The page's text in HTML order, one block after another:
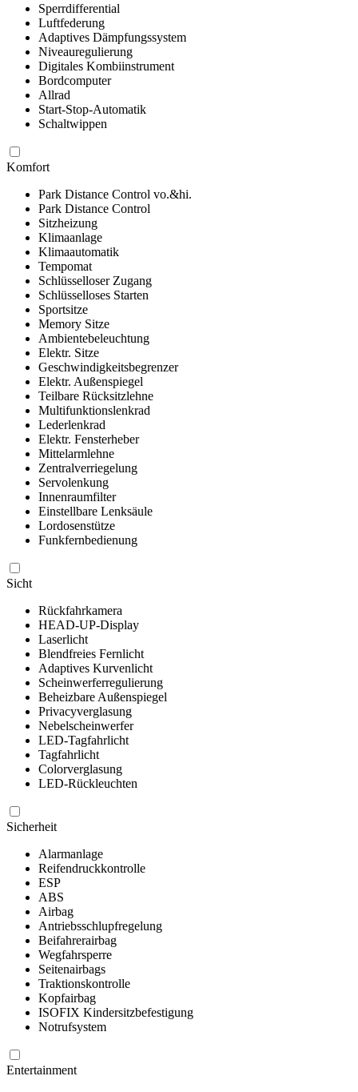
Sperrdifferential
Luftfederung
Adaptives Dämpfungssystem
Niveauregulierung
Digitales Kombiinstrument
Bordcomputer
Allrad
Start-Stop-Automatik
Schaltwippen
Komfort
Park Distance Control vo.&hi.
Park Distance Control
Sitzheizung
Klimaanlage
Klimaautomatik
Tempomat
Schlüsselloser Zugang
Schlüsselloses Starten
Sportsitze
Memory Sitze
Ambientebeleuchtung
Elektr. Sitze
Geschwindigkeitsbegrenzer
Elektr. Außenspiegel
Teilbare Rücksitzlehne
Multifunktionslenkrad
Lederlenkrad
Elektr. Fensterheber
Mittelarmlehne
Zentralverriegelung
Servolenkung
Innenraumfilter
Einstellbare Lenksäule
Lordosenstütze
Funkfernbedienung
Sicht
Rückfahrkamera
HEAD-UP-Display
Laserlicht
Blendfreies Fernlicht
Adaptives Kurvenlicht
Scheinwerferregulierung
Beheizbare Außenspiegel
Privacyverglasung
Nebelscheinwerfer
LED-Tagfahrlicht
Tagfahrlicht
Colorverglasung
LED-Rückleuchten
Sicherheit
Alarmanlage
Reifendruckkontrolle
ESP
ABS
Airbag
Antriebsschlupfregelung
Beifahrerairbag
Wegfahrsperre
Seitenairbags
Traktionskontrolle
Kopfairbag
ISOFIX Kindersitzbefestigung
Notrufsystem
Entertainment